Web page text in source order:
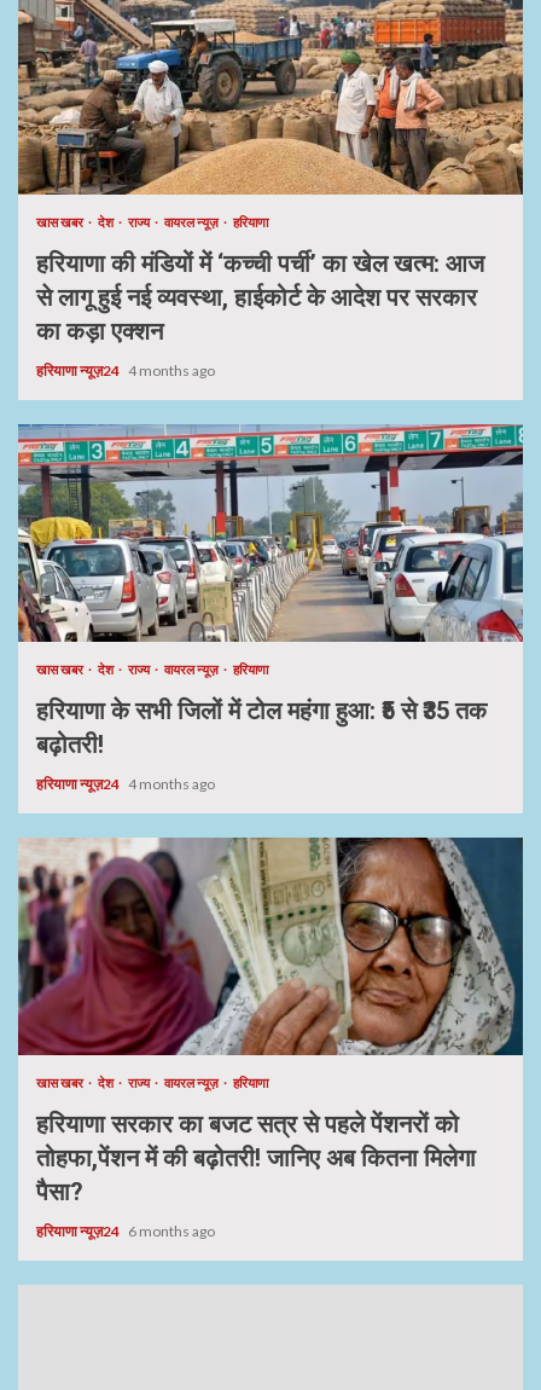
खास खबर देश राज्य वायरल न्यूज़ हरियाणा
हरियाणा की मंडियों में ‘कच्ची पर्ची’ का खेल खत्म: आज
से लागू हुई नई व्यवस्था, हाईकोर्ट के आदेश पर सरकार
का कड़ा एक्शन
हरियाणा न्यूज़24 4 months ago
खास खबर देश राज्य वायरल न्यूज़ हरियाणा
हरियाणा के सभी जिलों में टोल महंगा हुआ: ₹5 से ₹35 तक
बढ़ोतरी!
हरियाणा न्यूज़24 4 months ago
खास खबर देश राज्य वायरल न्यूज़ हरियाणा
हरियाणा सरकार का बजट सत्र से पहले पेंशनरों को
तोहफा,पेंशन में की बढ़ोतरी! जानिए अब कितना मिलेगा
पैसा?
हरियाणा न्यूज़24 6 months ago